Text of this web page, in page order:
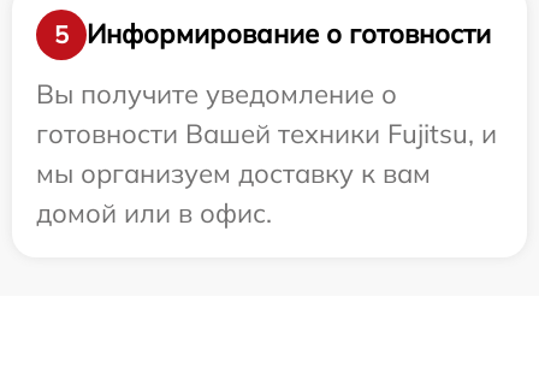
5
Информирование о готовности
Вы получите уведомление о
готовности Вашей техники Fujitsu, и
мы организуем доставку к вам
домой или в офис.